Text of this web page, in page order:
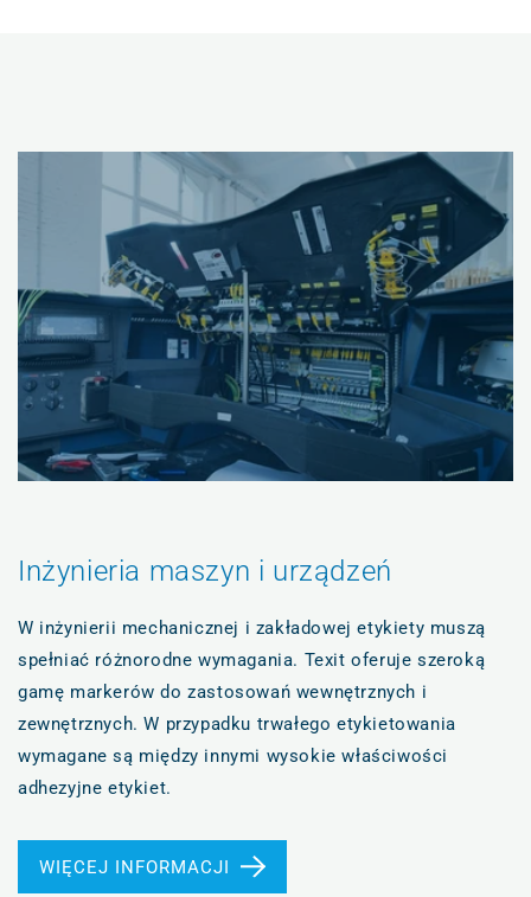
Inżynieria maszyn i urządzeń
W inżynierii mechanicznej i zakładowej etykiety muszą
spełniać różnorodne wymagania. Texit oferuje szeroką
gamę markerów do zastosowań wewnętrznych i
zewnętrznych. W przypadku trwałego etykietowania
wymagane są między innymi wysokie właściwości
adhezyjne etykiet.
WIĘCEJ INFORMACJI